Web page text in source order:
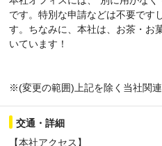
です。特別な申請などは不要です
す。ちなみに、本社は、お茶・お
いています！
※(変更の範囲)上記を除く当社関
交通・詳細
【本社アクセス】